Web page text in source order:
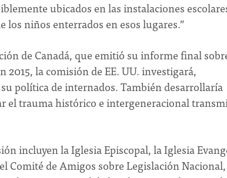
ubicados en las instalaciones
los niños enterrados en esos lugares.”
de Canadá, que emitió su informe final
la comisión de EE. UU. investigará,
política de internados. También desarrollaría
el trauma histórico e intergeneracional
incluyen la Iglesia Episcopal, la Iglesia
Comité de Amigos sobre Legislación